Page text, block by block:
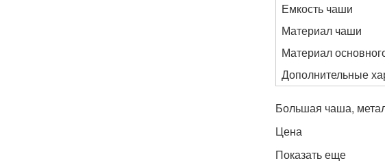
Емкость чаши
Материал чаши
Материал
Дополнительные
Большая чаша,
Цена
Показать еще